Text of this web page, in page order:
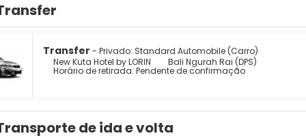
Transfer - Privado: Standard Automobile (Carro)
New Kuta Hotel by LORIN
Bali Ngurah Rai (DPS)
Horário de retirada: Pendente de confirmação
de ida e volta